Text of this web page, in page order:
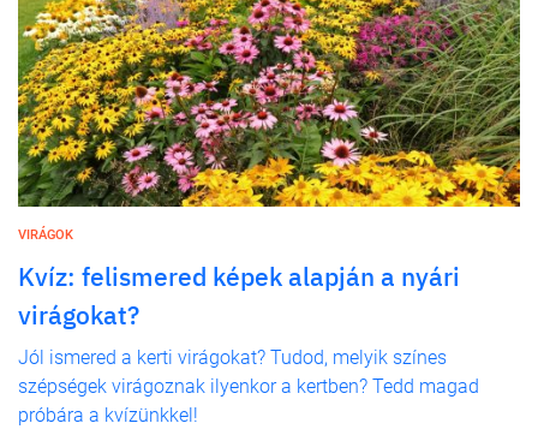
VIRÁGOK
Kvíz: felismered képek alapján a nyári
virágokat?
Jól ismered a kerti virágokat? Tudod, melyik színes
szépségek virágoznak ilyenkor a kertben? Tedd magad
próbára a kvízünkkel!